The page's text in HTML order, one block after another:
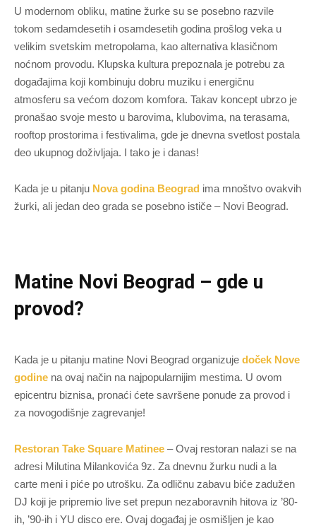
U modernom obliku, matine žurke su se posebno razvile
tokom sedamdesetih i osamdesetih godina prošlog veka u
velikim svetskim metropolama, kao alternativa klasičnom
noćnom provodu. Klupska kultura prepoznala je potrebu za
događajima koji kombinuju dobru muziku i energičnu
atmosferu sa većom dozom komfora. Takav koncept ubrzo je
pronašao svoje mesto u barovima, klubovima, na terasama,
rooftop prostorima i festivalima, gde je dnevna svetlost postala
deo ukupnog doživljaja. I tako je i danas!
Kada je u pitanju Nova godina Beograd ima mnoštvo ovakvih
žurki, ali jedan deo grada se posebno ističe – Novi Beograd.
Matine Novi Beograd – gde u
provod?
Kada je u pitanju matine Novi Beograd organizuje doček Nove
godine na ovaj način na najpopularnijim mestima. U ovom
epicentru biznisa, pronaći ćete savršene ponude za provod i
za novogodišnje zagrevanje!
Restoran Take Square Matinee – Ovaj restoran nalazi se na
adresi Milutina Milankovića 9z. Za dnevnu žurku nudi a la
carte meni i piće po utrošku. Za odličnu zabavu biće zadužen
DJ koji je pripremio live set prepun nezaboravnih hitova iz ’80-
ih, ’90-ih i YU disco ere. Ovaj događaj je osmišljen je kao